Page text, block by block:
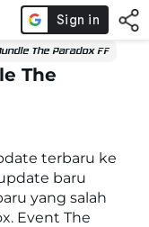
The Paradox FF
The
terbaru ke
baru
yang salah
Event The